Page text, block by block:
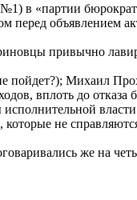
в «партии
объявлением
привычно
пойдет?); Михаил
вплоть до отказа
не
же на